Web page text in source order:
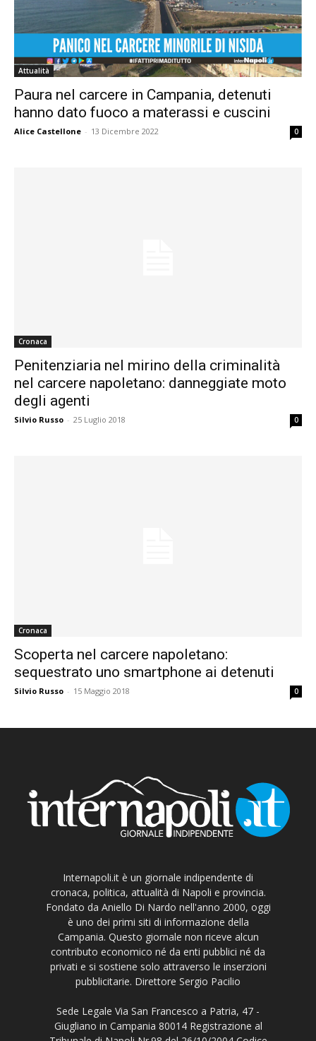
Attualità
Paura nel carcere in Campania, detenuti
hanno dato fuoco a materassi e cuscini
Alice Castellone - 13 Dicembre 2022 0
Cronaca
Penitenziaria nel mirino della criminalità
nel carcere napoletano: danneggiate moto
degli agenti
Silvio Russo - 25 Luglio 2018 0
Cronaca
Scoperta nel carcere napoletano:
sequestrato uno smartphone ai detenuti
Silvio Russo - 15 Maggio 2018 0
Internapoli.it è un giornale indipendente di
cronaca, politica, attualità di Napoli e provincia.
Fondato da Aniello Di Nardo nell'anno 2000, oggi
è uno dei primi siti di informazione della
Campania. Questo giornale non riceve alcun
contributo economico né da enti pubblici né da
privati e si sostiene solo attraverso le inserzioni
pubblicitarie. Direttore Sergio Pacilio
Sede Legale Via San Francesco a Patria, 47 -
Giugliano in Campania 80014 Registrazione al